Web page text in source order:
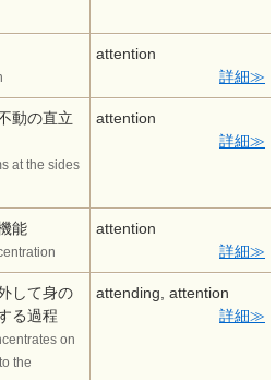
attention
詳細
動の直立
at the sides
attention
詳細
能
attention
詳細
して身の
る過程
on
the
attending, attention
詳細